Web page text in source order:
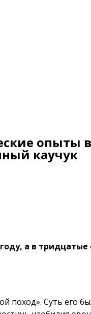
каучук
а в
поход». Суть